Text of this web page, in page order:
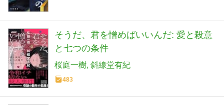
そうだ、君を憎めばいいんだ: 愛と殺意
と七つの条件
桜庭一樹 斜線堂有紀
483